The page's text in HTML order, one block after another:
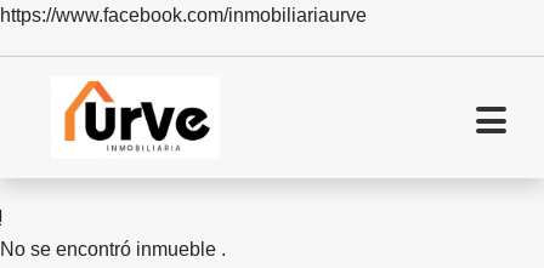
https://www.facebook.com/inmobiliariaurve
No se encontró inmueble .